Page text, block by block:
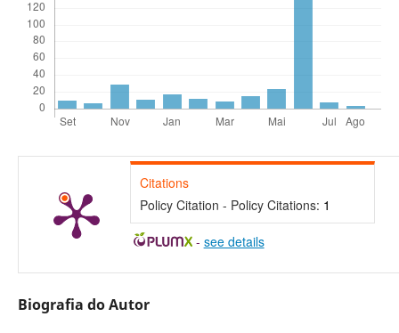
Citations
Policy Citation - Policy Citations: 1
- see details
Biografia do Autor